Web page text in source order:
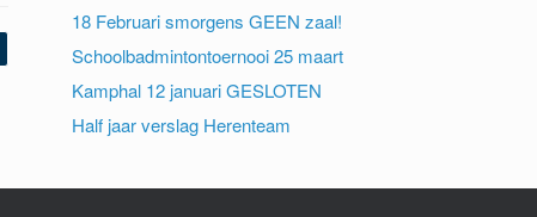
18 Februari smorgens GEEN zaal!
Schoolbadmintontoernooi 25 maart
Kamphal 12 januari GESLOTEN
Half jaar verslag Herenteam